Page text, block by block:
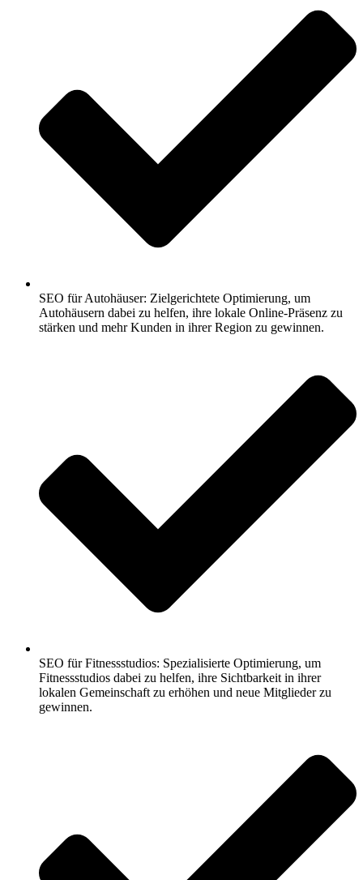
SEO für Autohäuser: Zielgerichtete Optimierung, um
Autohäusern dabei zu helfen, ihre lokale Online-Präsenz zu
stärken und mehr Kunden in ihrer Region zu gewinnen.
SEO für Fitnessstudios: Spezialisierte Optimierung, um
Fitnessstudios dabei zu helfen, ihre Sichtbarkeit in ihrer
lokalen Gemeinschaft zu erhöhen und neue Mitglieder zu
gewinnen.